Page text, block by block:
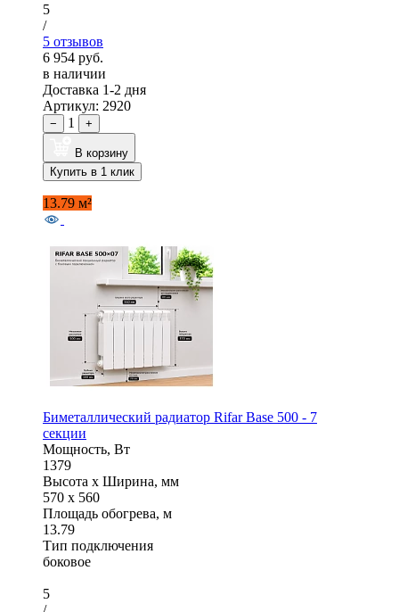
5
/
5 отзывов
6 954 руб.
в наличии
Доставка 1-2 дня
Артикул: 2920
− 1 +
В корзину
Купить в 1 клик
13.79 м²
Биметаллический радиатор Rifar Base 500 - 7
секции
Мощность, Вт
1379
Высота x Ширина, мм
570 x 560
Площадь обогрева, м
13.79
Тип подключения
боковое
5